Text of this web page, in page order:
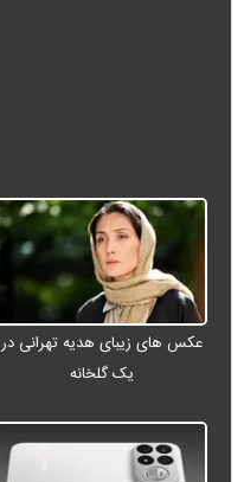
عکس های زیبای هدیه تهرانی در
یک گلخانه